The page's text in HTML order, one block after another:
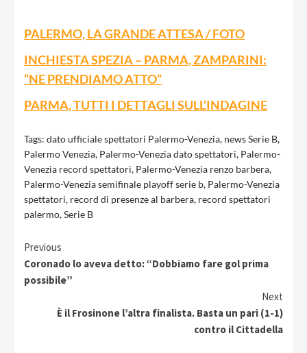
PALERMO, LA GRANDE ATTESA / FOTO
INCHIESTA SPEZIA – PARMA, ZAMPARINI:
“NE PRENDIAMO ATTO”
PARMA, TUTTI I DETTAGLI SULL’INDAGINE
Tags: dato ufficiale spettatori Palermo-Venezia, news Serie B,
Palermo Venezia, Palermo-Venezia dato spettatori, Palermo-
Venezia record spettatori, Palermo-Venezia renzo barbera,
Palermo-Venezia semifinale playoff serie b, Palermo-Venezia
spettatori, record di presenze al barbera, record spettatori
palermo,Serie B
Continue
Reading
Previous
Coronado lo aveva detto: “Dobbiamo fare gol prima
possibile”
Next
È il Frosinone l’altra finalista. Basta un pari (1-1)
contro il Cittadella